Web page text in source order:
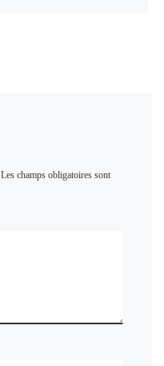
Les champs obligatoires sont